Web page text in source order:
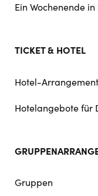
Ein Wochenende
TICKET & HOTEL
Hotel-
Hotelangebote für
Gruppen